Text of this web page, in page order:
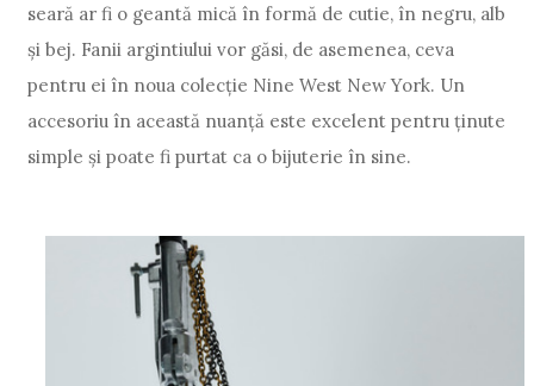
seară ar fi o geantă mică în formă de cutie, în negru, alb
și bej. Fanii argintiului vor găsi, de asemenea, ceva
pentru ei în noua colecție Nine West New York. Un
accesoriu în această nuanță este excelent pentru ținute
simple și poate fi purtat ca o bijuterie în sine.